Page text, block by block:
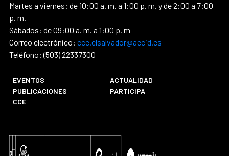
Martes a viernes: de 10:00 a. m. a 1:00 p. m. y de 2:00 a 7:00
p. m.
Sábados: de 09:00 a. m. a 1:00 p. m
Correo electrónico: cce.elsalvador@aecid.es
Teléfono: (503) 22337300
EVENTOS
ACTUALIDAD
PUBLICACIONES
PARTICIPA
CCE